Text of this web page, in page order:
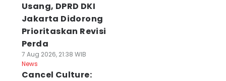
Usang, DPRD DKI
Jakarta Didorong
Prioritaskan Revisi
Perda
7 Aug 2026, 21:38 WIB
News
Cancel Culture: